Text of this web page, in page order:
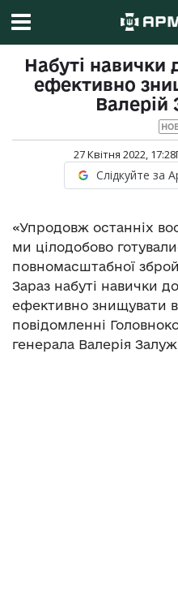
Набуті
ефективно
27 Квітня 2022, 17:28
Слідкуйте за
«Упродовж останніх
ми цілодобово
повномасштабної
Зараз набуті навички
ефективно знищувати
повідомленні
генерала Валерія